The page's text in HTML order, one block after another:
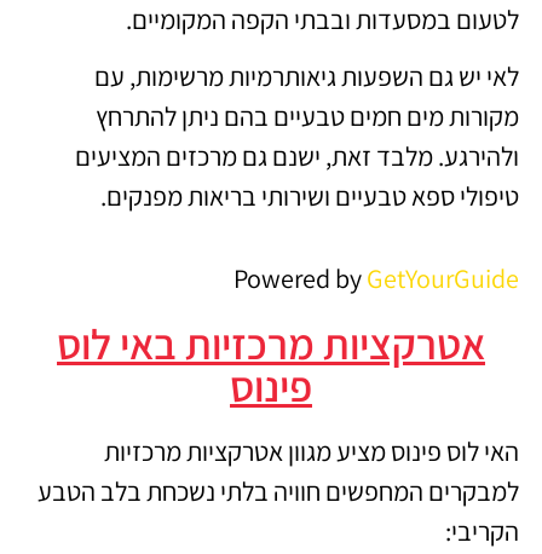
לטעום במסעדות ובבתי הקפה המקומיים.
לאי יש גם השפעות גיאותרמיות מרשימות, עם
מקורות מים חמים טבעיים בהם ניתן להתרחץ
ולהירגע. מלבד זאת, ישנם גם מרכזים המציעים
טיפולי ספא טבעיים ושירותי בריאות מפנקים.
Powered byGetYourGuide
אטרקציות מרכזיות באי לוס
פינוס
האי לוס פינוס מציע מגוון אטרקציות מרכזיות
למבקרים המחפשים חוויה בלתי נשכחת בלב הטבע
הקריבי: